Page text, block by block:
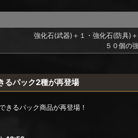
強化石(武器)＋１・強化石(防具)
５０個の
パック2種が再登場
きるパック商品が再登場！